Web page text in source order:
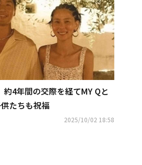
約4年間の交際を経てMY Qと
たちも祝福
2025/10/02 18:58